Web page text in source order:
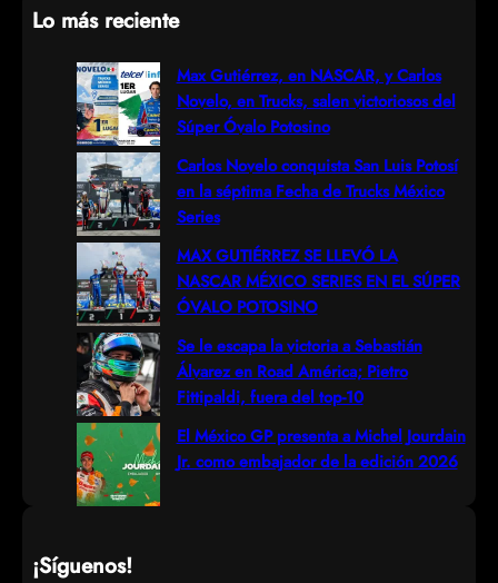
a
Lo más reciente
Max Gutiérrez, en NASCAR, y Carlos
Novelo, en Trucks, salen victoriosos del
Súper Óvalo Potosino
Carlos Novelo conquista San Luis Potosí
en la séptima Fecha de Trucks México
Series
MAX GUTIÉRREZ SE LLEVÓ LA
NASCAR MÉXICO SERIES EN EL SÚPER
ÓVALO POTOSINO
Se le escapa la victoria a Sebastián
Álvarez en Road América; Pietro
Fittipaldi, fuera del top-10
El México GP presenta a Michel Jourdain
Jr. como embajador de la edición 2026
¡Síguenos!